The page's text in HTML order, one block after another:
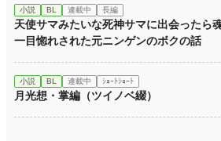
小説 BL 連載中 長編
天使サマみたいな死神サマに出会ったら
一目惚れされた元ニンゲンのボクの話
小説 BL 連載中 ｼｮｰﾄｼｮｰﾄ
月光想・掌編（ツイノベ綴）